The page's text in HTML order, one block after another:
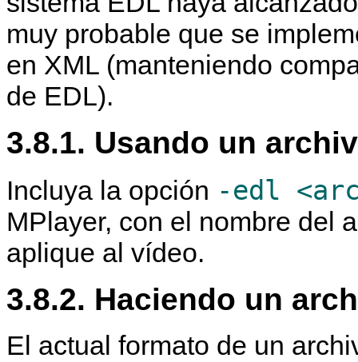
muy probable que se
en XML (manteniendo
de EDL).
3.8.1. Usando un
Incluya la opción -edl
MPlayer, con el nombre del
aplique al vídeo.
3.8.2. Haciendo un
El actual formato de un